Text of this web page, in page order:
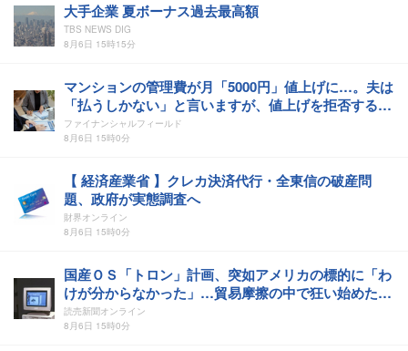
大手企業 夏ボーナス過去最高額
TBS NEWS DIG
8月6日 15時15分
マンションの管理費が月「5000円」値上げに…。夫は
「払うしかない」と言いますが、値上げを拒否するこ
とはできないのでしょうか？
ファイナンシャルフィールド
8月6日 15時0分
【 経済産業省 】クレカ決済代行・全東信の破産問
題、政府が実態調査へ
財界オンライン
8月6日 15時0分
国産ＯＳ「トロン」計画、突如アメリカの標的に「わ
けが分からなかった」…貿易摩擦の中で狂い始めた歯
車
読売新聞オンライン
8月6日 15時0分